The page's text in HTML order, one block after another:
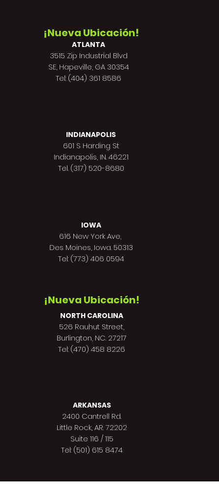
¡Nueva Ubicación!
ATLANTA
3515 Zip Industrial Blvd
SE, Hapeville, GA 30354
Tel: (404) 361 8586
INDIANAPOLIS
601 S Harding St
Indianapolis, IN. 46221
Tel. (317) 520-8680
IOWA
616 New York Ave,
Des Moines, Iowa. 50313
Tel: (773) 406 0594
¡Nueva Ubicación!
NORTH CAROLINA
526 Rauhut Street,
Burlington, NC. 27217
Tel: (470) 458 8226
ARKANSAS
2400 Cantrell Rd.
Little Rock, AR. 72202
Suite 116 / 115
Tel: (501) 615 8474